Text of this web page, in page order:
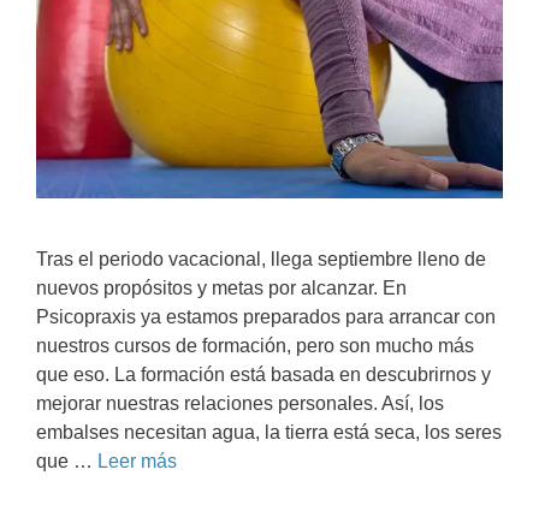
Tras el periodo vacacional, llega septiembre lleno de
nuevos propósitos y metas por alcanzar. En
Psicopraxis ya estamos preparados para arrancar con
nuestros cursos de formación, pero son mucho más
que eso. La formación está basada en descubrirnos y
mejorar nuestras relaciones personales. Así, los
embalses necesitan agua, la tierra está seca, los seres
que … Leer más